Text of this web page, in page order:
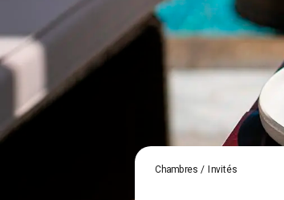
Chambres / Invités